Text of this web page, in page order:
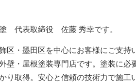
代表取締役 佐藤 秀幸です。
区・墨田区を中心にお客様にご支持
壁・屋根塗装専門店です。塗装に必
り取得。安心と信頼の技術力で施工